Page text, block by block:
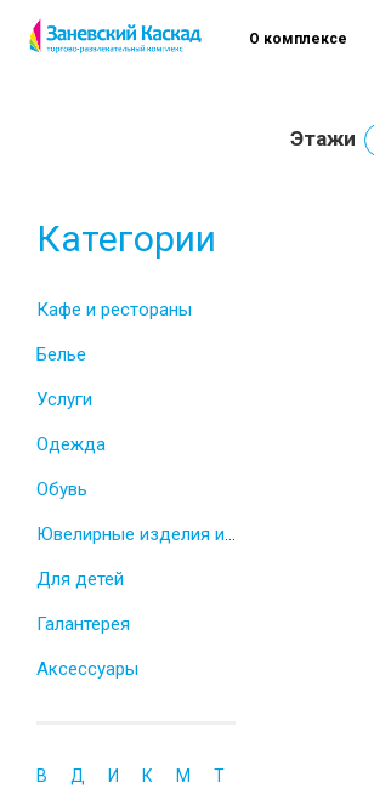
Категории
Кафе и рестораны
Белье
Услуги
Одежда
Обувь
Для детей
Галантерея
Аксессуары
В Д И К М Т
О комплексе
Этажи